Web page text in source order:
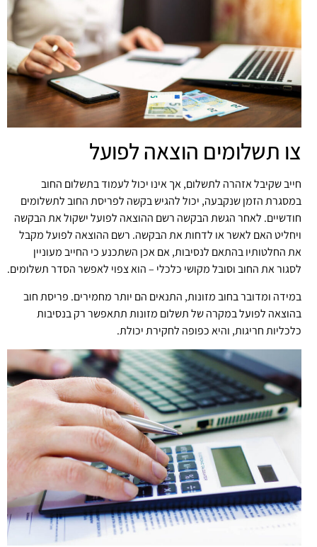
צו תשלומים הוצאה לפועל
חייב שקיבל אזהרה לתשלום, אך אינו יכול לעמוד בתשלום החוב
במסגרת הזמן שנקבעה, יכול להגיש בקשה לפריסת החוב לתשלומים
חודשיים. לאחר הגשת הבקשה רשם ההוצאה לפועל ישקול את הבקשה
ויחליט האם לאשר או לדחות את הבקשה. רשם ההוצאה לפועל מקבל
את החלטותיו בהתאם לנסיבות, אם אכן השתכנע כי החייב מעוניין
לסגור את החוב וסובל מקושי כלכלי – הוא צפוי לאפשר הסדר תשלומים.
במידה ומדובר בחוב מזונות, התנאים הם יותר מחמירים. פריסת חוב
בהוצאה לפועל במקרה של תשלום מזונות תתאפשר רק בנסיבות
כלכליות חריגות, והיא כפופה לחקירת יכולת.